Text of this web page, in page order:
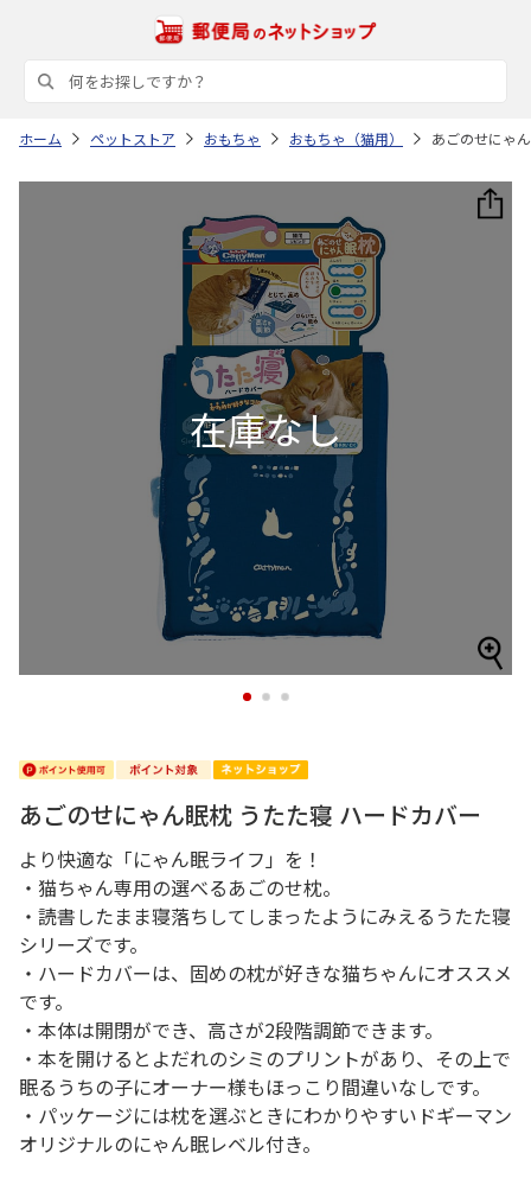
ホーム ペットストア おもちゃ おもちゃ（猫用） あごのせにゃ
1 2 3
あごのせにゃん眠枕 うたた寝 ハードカバー
より快適な「にゃん眠ライフ」を！
・猫ちゃん専用の選べるあごのせ枕。
・読書したまま寝落ちしてしまったようにみえるうたた寝
シリーズです。
・ハードカバーは、固めの枕が好きな猫ちゃんにオススメ
です。
・本体は開閉ができ、高さが2段階調節できます。
・本を開けるとよだれのシミのプリントがあり、その上で
眠るうちの子にオーナー様もほっこり間違いなしです。
・パッケージには枕を選ぶときにわかりやすいドギーマン
オリジナルのにゃん眠レベル付き。